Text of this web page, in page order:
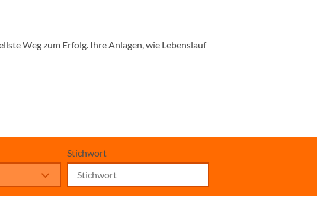
Weg zum Erfolg. Ihre Anlagen, wie Lebenslauf
Stichwort